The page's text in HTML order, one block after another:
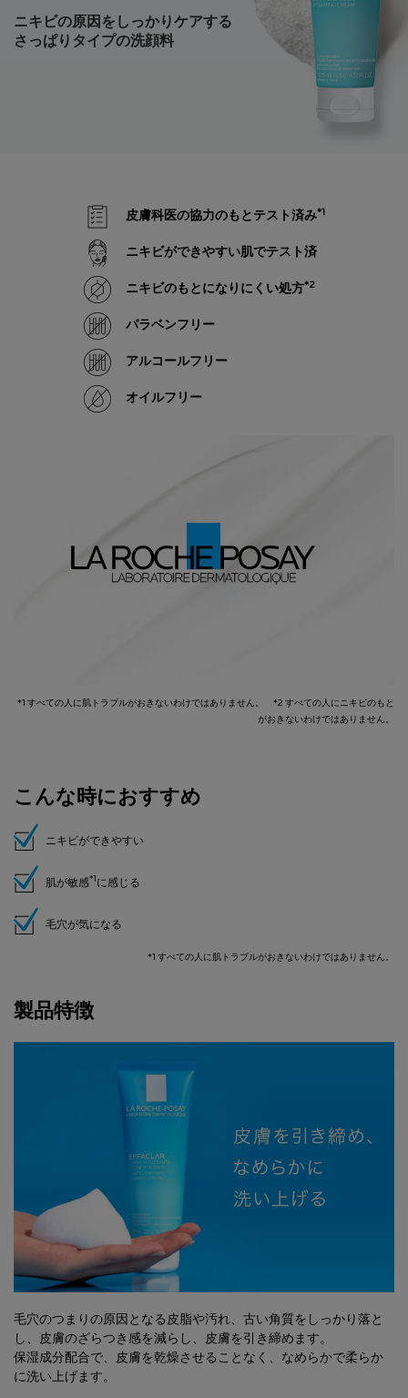
ニキビの原因をしっかりケアする
さっぱりタイプの洗顔料
皮膚科医の協力のもとテスト済み*1
ニキビができやすい肌でテスト済
ニキビのもとになりにくい処方*2
パラベンフリー
アルコールフリー
オイルフリー
*1 すべての人に肌トラブルがおきないわけではありません。 *2 すべての人にニキビのもと
がおきないわけではありません。
こんな時におすすめ
ニキビができやすい
肌が敏感*1 に感じる
毛穴が気になる
*1 すべての人に肌トラブルがおきないわけではありません。
製品特徴
毛穴のつまりの原因となる皮脂や汚れ、古い角質をしっかり落と
し、皮膚のざらつき感を減らし、皮膚を引き締めます。
保湿成分配合で、皮膚を乾燥させることなく、なめらかで柔らか
に洗い上げます。